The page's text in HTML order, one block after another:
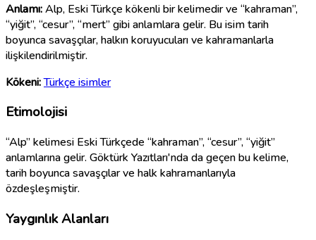
Anlamı:Alp, Eski Türkçe kökenli bir kelimedir ve “kahraman”,
“yiğit”, “cesur”, “mert” gibi anlamlara gelir. Bu isim tarih
boyunca savaşçılar, halkın koruyucuları ve kahramanlarla
ilişkilendirilmiştir.
Kökeni:Türkçe isimler
Etimolojisi
“Alp” kelimesi Eski Türkçede “kahraman”, “cesur”, “yiğit”
anlamlarına gelir. Göktürk Yazıtları'nda da geçen bu kelime,
tarih boyunca savaşçılar ve halk kahramanlarıyla
özdeşleşmiştir.
Yaygınlık Alanları